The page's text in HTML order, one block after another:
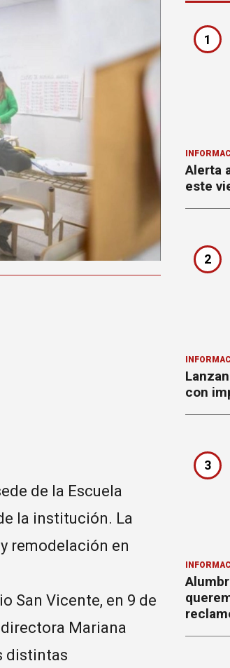
de la Escuela
la institución. La
remodelación en
San Vicente, en 9 de
Mariana
distintas
1
Alerta
este
2
con
3